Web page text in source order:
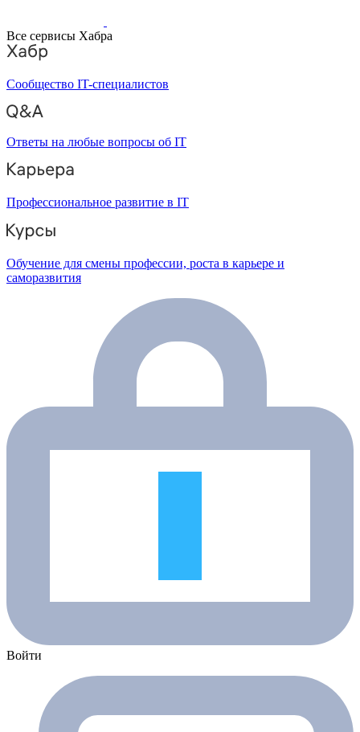
Все сервисы Хабра
Сообщество IT-специалистов
Ответы на любые вопросы об IT
Профессиональное развитие в IT
Обучение для смены профессии, роста в карьере и
саморазвития
Войти